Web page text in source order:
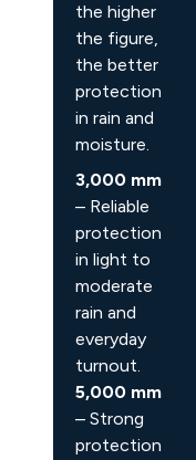
the higher
the figure,
the better
protection
in rain and
moisture.
3,000 mm
– Reliable
protection
in light to
moderate
rain and
everyday
turnout.
5,000 mm
– Strong
protection